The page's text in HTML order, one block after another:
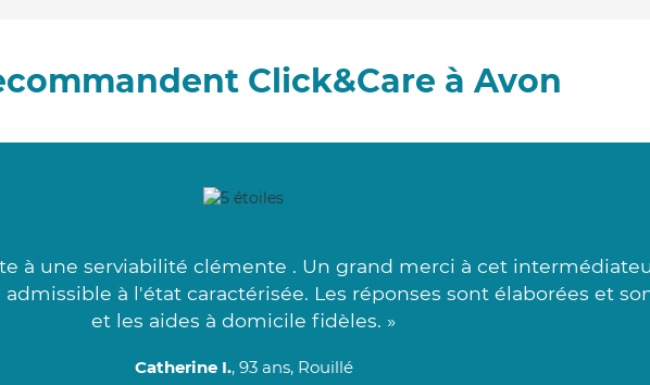
Click&Care à Avon
à une serviabilité clémente . Un grand merci à cet
à l'état caractérisée. Les réponses sont élaborées et
et les aides à domicile fidèles. »
Catherine I., 93 ans, Rouillé